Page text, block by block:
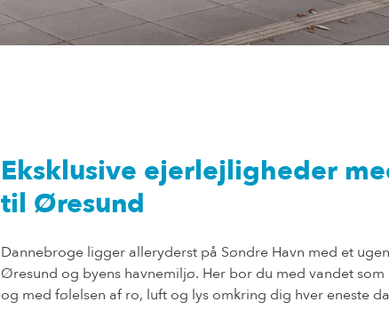
Eksklusive ejerlejligheder
til Øresund
Dannebroge ligger alleryderst på Søndre Havn med et
Øresund og byens havnemiljø. Her bor du med vandet
og med følelsen af ro, luft og lys omkring dig hver eneste